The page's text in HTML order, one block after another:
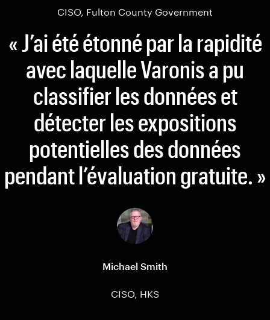
CISO, Fulton County Government
« J’ai été étonné par la rapidité
avec laquelle Varonis a pu
classifier les données et
détecter les expositions
potentielles des données
pendant l’évaluation gratuite. »
Michael Smith
CISO, HKS